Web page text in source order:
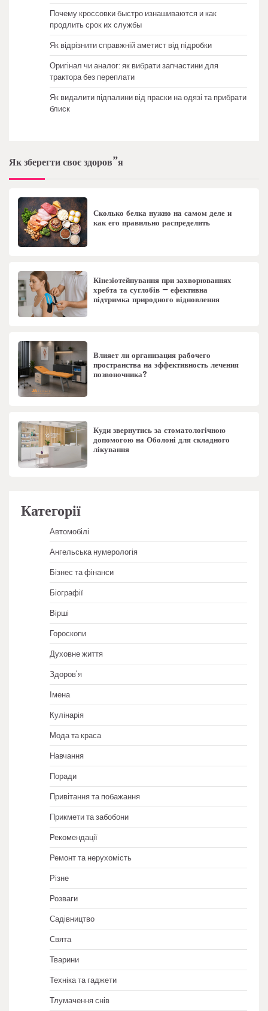
Почему кроссовки быстро изнашиваются и как
продлить срок их службы
Як відрізнити справжній аметист від підробки
Оригінал чи аналог: як вибрати запчастини для
трактора без переплати
Як видалити підпалини від праски на одязі та прибрати
блиск
Як зберегти своє здоров”я
Сколько белка нужно на самом деле и
как его правильно распределить
Кінезіотейпування при захворюваннях
хребта та суглобів – ефективна
підтримка природного відновлення
Влияет ли организация рабочего
пространства на эффективность лечения
позвоночника?
Куди звернутись за стоматологічною
допомогою на Оболоні для складного
лікування
Категорії
Автомобілі
Ангельська нумерологія
Бізнес та фінанси
Біографії
Вірші
Гороскопи
Духовне життя
Здоров'я
Імена
Кулінарія
Мода та краса
Навчання
Поради
Привітання та побажання
Прикмети та забобони
Рекомендації
Ремонт та нерухомість
Різне
Розваги
Садівництво
Свята
Тварини
Техніка та гаджети
Тлумачення снів